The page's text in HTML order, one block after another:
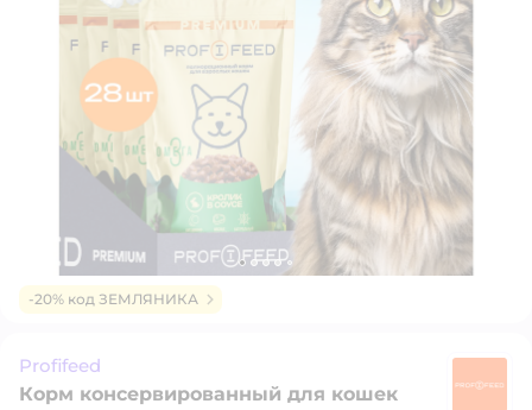
-20% код ЗЕМЛЯНИКА
Profifeed
Корм консервированный для кошек